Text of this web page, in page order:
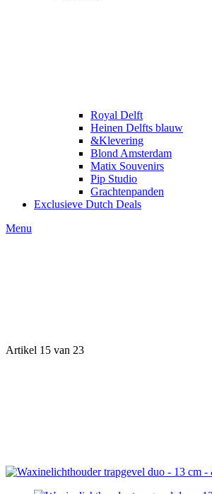
Royal Delft
Heinen Delfts blauw
&Klevering
Blond Amsterdam
Matix Souvenirs
Pip Studio
Grachtenpanden
Exclusieve Dutch Deals
Menu
Artikel 15 van 23